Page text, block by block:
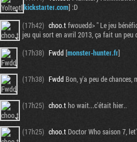
[kickstarter.com] :D
(17h42) choo.tfwouedd> " Le jeu
jeu qui sort en avril 2013, ça fait un peu
(17h38) Fwdd[monster-hunter.fr]
(17h38) FwddBon, y'a peu de chances,
(17h25) choo.tho wait...c'était hier..
(17h25) choo.tDoctor Who saison 7,